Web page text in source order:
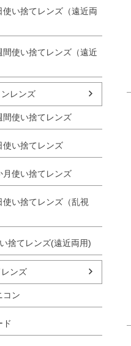
い捨てレンズ（遠近両
使い捨てレンズ（遠近
レンズ
使い捨てレンズ
い捨てレンズ
使い捨てレンズ
い捨てレンズ（乱視
捨てレンズ(遠近両用)
ンズ
ン